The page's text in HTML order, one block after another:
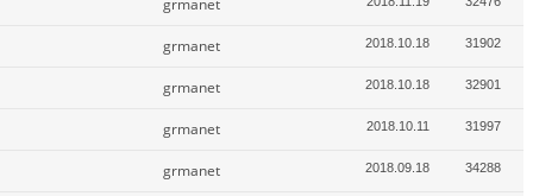
grmanet
grmanet 2018.10.18 31902
grmanet 2018.10.18 32901
grmanet 2018.10.11 31997
grmanet 2018.09.18 34288